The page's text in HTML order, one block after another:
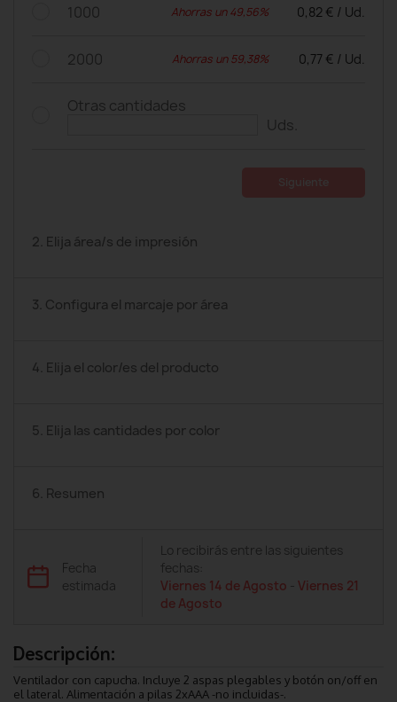
1000 Ahorras un 49,56% 0,82 € / Ud.
2000 Ahorras un 59,38% 0,77 € / Ud.
Otras cantidades
Uds.
2. Elija área/s de impresión
3. Configura el marcaje por área
4. Elija el color/es del producto
5. Elija las cantidades por color
6. Resumen
Fecha
estimada
Lo recibirás entre las siguientes
fechas:
Viernes 14 de Agosto -Viernes 21
de Agosto
Descripción:
Ventilador con capucha. Incluye 2 aspas plegables y botón on/off en
el lateral. Alimentación a pilas 2xAAA -no incluidas-.